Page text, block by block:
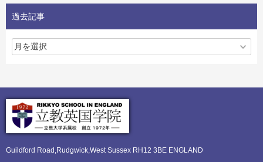
過去記事
Guildford Road,Rudgwick,West Sussex RH12 3BE ENGLAND